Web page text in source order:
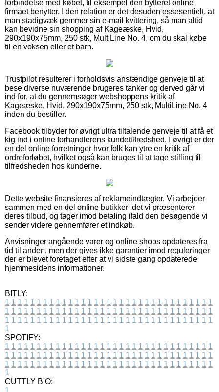
forbindelse med købet, til eksempel den bytteret online
firmaet benytter. I den relation er det desuden essesentielt, at
man stadigvæk gemmer sin e-mail kvittering, så man altid
kan bevidne sin shopping af Kageæske, Hvid,
290x190x75mm, 250 stk, MultiLine No. 4, om du skal købe
til en voksen eller et barn.
Trustpilot resulterer i forholdsvis anstændige genveje til at
bese diverse nuværende brugeres tanker og derved går vi
ind for, at du gennemsøger webshoppens kritik af
Kageæske, Hvid, 290x190x75mm, 250 stk, MultiLine No. 4
inden du bestiller.
Facebook tilbyder for øvrigt ultra tiltalende genveje til at få et
kig ind i online forhandlerens kundetilfredshed. I øvrigt er der
en del online forretninger hvor folk kan ytre en kritik af
ordreforløbet, hvilket også kan bruges til at tage stilling til
tilfredsheden hos kunderne.
Dette website finansieres af reklameindtægter. Vi arbejder
sammen med en del online butikker idet vi præsenterer
deres tilbud, og tager imod betaling ifald den besøgende vi
sender videre gennemfører et indkøb.
Anvisninger angående varer og online shops opdateres fra
tid til anden, men der gives ikke garantier imod reguleringer
der er blevet foretaget efter at vi sidste gang opdaterede
hjemmesidens informationer.
BITLY:
1 1 1 1 1 1 1 1 1 1 1 1 1 1 1 1 1 1 1 1 1 1 1 1 1 1 1 1 1 1 1 1 1
1 1 1 1 1 1 1 1 1 1 1 1 1 1 1 1 1 1 1 1 1 1 1 1 1 1 1 1 1 1 1 1 1
1 1 1 1 1 1 1 1 1 1 1 1 1 1 1 1 1 1 1 1 1 1 1 1 1 1 1 1 1 1 1 1 1
1
SPOTIFY:
1 1 1 1 1 1 1 1 1 1 1 1 1 1 1 1 1 1 1 1 1 1 1 1 1 1 1 1 1 1 1 1 1
1 1 1 1 1 1 1 1 1 1 1 1 1 1 1 1 1 1 1 1 1 1 1 1 1 1 1 1 1 1 1 1 1
1 1 1 1 1 1 1 1 1 1 1 1 1 1 1 1 1 1 1 1 1 1 1 1 1 1 1 1 1 1 1 1 1
1
CUTTLY BIO:
1